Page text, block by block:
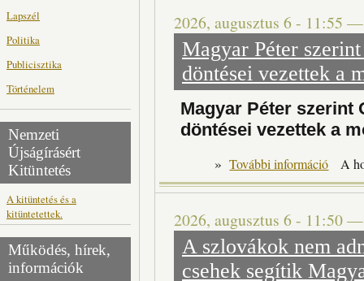
Lapszél
Politika
Publicisztika
Történelem
Nemzeti
Újságírásért
Kitüntetés
A kitüntetés és a
kitüntetettek.
Működés, hírek,
információk
2026, augusztus 6 - 11:55
Magyar Péter
döntései vezettek a
Magyar Péter szerint
döntései vezettek a
» További információ A
2026, augusztus 6 - 11:50
A szlovákok nem
csehek segítik